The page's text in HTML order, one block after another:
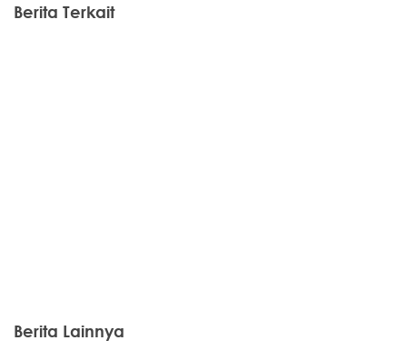
Berita Terkait
Berita Lainnya